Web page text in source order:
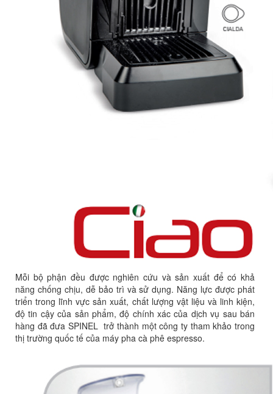
Mỗi bộ phận đều được nghiên cứu và sản xuất để có khả
năng chống chịu, dễ bảo trì và sử dụng. Năng lực được phát
triển trong lĩnh vực sản xuất, chất lượng vật liệu và linh kiện,
độ tin cậy của sản phẩm, độ chính xác của dịch vụ sau bán
hàng đã đưa SPINEL trở thành một công ty tham khảo trong
thị trường quốc tế của máy pha cà phê espresso.